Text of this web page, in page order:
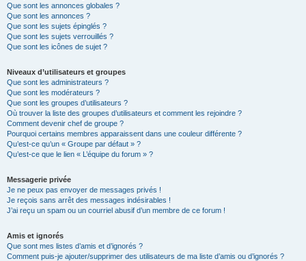
Que sont les annonces globales ?
Que sont les annonces ?
Que sont les sujets épinglés ?
Que sont les sujets verrouillés ?
Que sont les icônes de sujet ?
Niveaux d’utilisateurs et groupes
Que sont les administrateurs ?
Que sont les modérateurs ?
Que sont les groupes d’utilisateurs ?
Où trouver la liste des groupes d’utilisateurs et comment les rejoindre ?
Comment devenir chef de groupe ?
Pourquoi certains membres apparaissent dans une couleur différente ?
Qu’est-ce qu’un « Groupe par défaut » ?
Qu’est-ce que le lien « L’équipe du forum » ?
Messagerie privée
Je ne peux pas envoyer de messages privés !
Je reçois sans arrêt des messages indésirables !
J’ai reçu un spam ou un courriel abusif d’un membre de ce forum !
Amis et ignorés
Que sont mes listes d’amis et d’ignorés ?
Comment puis-je ajouter/supprimer des utilisateurs de ma liste d’amis ou d’ignorés ?